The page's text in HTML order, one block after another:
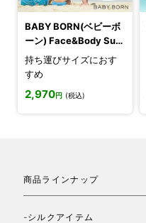
BABY BORN(ベビーボ
ーン) Face&Body Sun
screen 日焼け止め spf
50+
持ち運びサイズにおす
すめ
2,970円 (税込)
商品ラインナップ
-シルクアイテム